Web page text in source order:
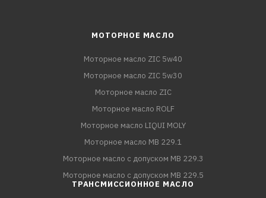
МОТОРНОЕ МАСЛО
Моторное масло ZIC 5w40
Моторное масло ZIC 5w30
Моторное масло ZIC
Моторное масло ROLF
Моторное масло LIQUI MOLY
Моторное масло MB 229.1
Моторное масло с допуском MB 229.3
Моторное масло с допуском MB 229.5
ТРАНСМИССИОННОЕ МАСЛО